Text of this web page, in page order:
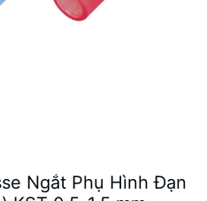
Ngắt Phụ Hình Đạn